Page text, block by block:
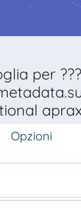
per ???
Opzioni